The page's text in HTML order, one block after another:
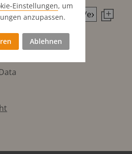
in €
Einstellungen, um
anzupassen.
Ablehnen